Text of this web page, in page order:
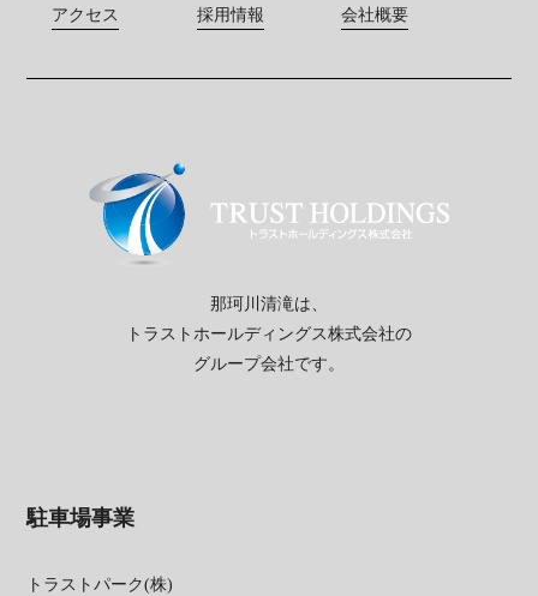
アクセス 採用情報 会社概要
那珂川清滝は、
トラストホールディングス株式会社の
グループ会社です。
駐車場事業
トラストパーク(株)